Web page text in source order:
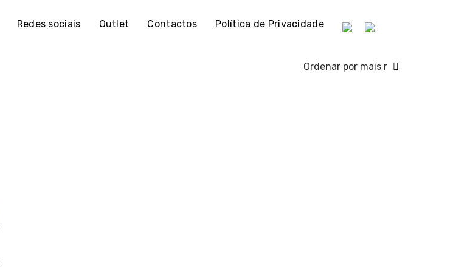
Redes sociais Outlet Contactos Política de Privacidade